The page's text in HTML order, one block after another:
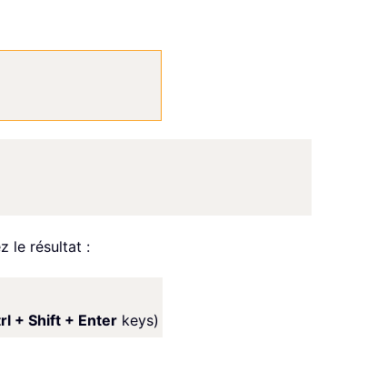
le résultat :
+ Shift + Enter keys)